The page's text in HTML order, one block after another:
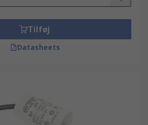
Tilføj
Datasheets